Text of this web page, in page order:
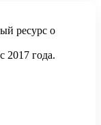
ресурс о
2017 года.